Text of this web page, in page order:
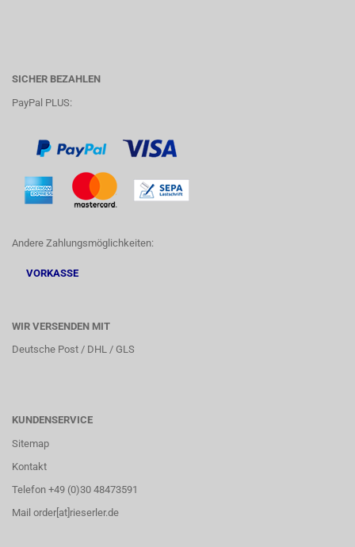
SICHER BEZAHLEN
PayPal PLUS:
Andere Zahlungsmöglichkeiten:
VORKASSE
WIR VERSENDEN MIT
Deutsche Post / DHL / GLS
KUNDENSERVICE
Sitemap
Kontakt
Telefon +49 (0)30 48473591
Mail order[at]rieserler.de